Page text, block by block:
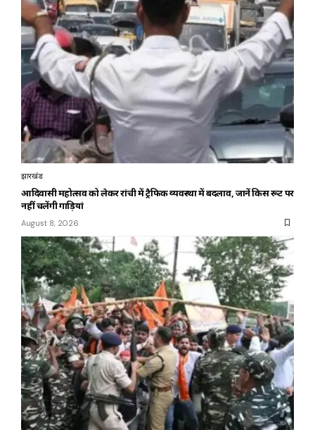
झारखंड
आदिवासी महोत्सव को लेकर रांची में ट्रैफिक व्यवस्था में बदलाव, जानें किस रूट पर
नहीं चलेंगी गाड़ियां
August 8, 2026